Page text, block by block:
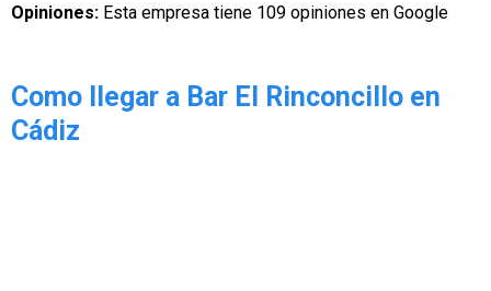
Opiniones: Esta empresa tiene 109 opiniones en Google
Como llegar a Bar El Rinconcillo en
Cádiz